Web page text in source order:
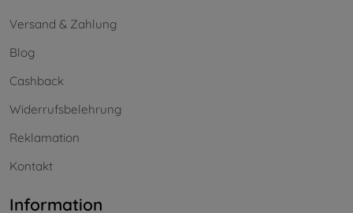
Versand & Zahlung
Blog
Cashback
Widerrufsbelehrung
Reklamation
Kontakt
Information